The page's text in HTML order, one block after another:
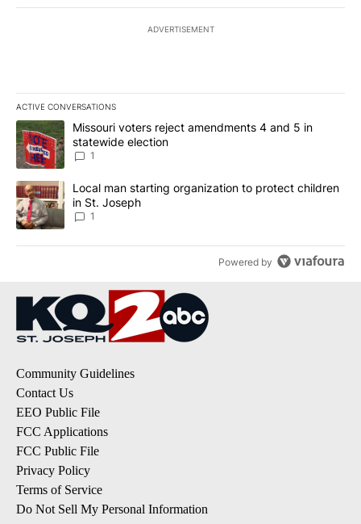
ADVERTISEMENT
ACTIVE CONVERSATIONS
The following is a list of the most commented articles in the last
A trending article titled "Missouri voters reject amendments 4
Missouri voters reject amendments 4 and 5 in
statewide election
1
A trending article titled "Local man starting organization to
Local man starting organization to protect children
in St. Joseph
1
Powered by
Community Guidelines
Contact Us
EEO Public File
FCC Applications
FCC Public File
Privacy Policy
Terms of Service
Do Not Sell My Personal Information